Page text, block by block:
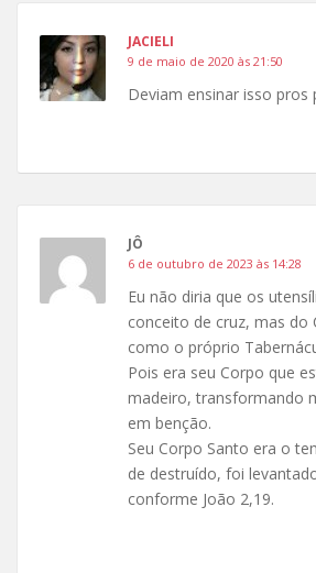
JACIELI
9 de maio de 2020 às 21:50
Deviam ensinar isso
JÔ
6 de outubro de 2023 às 14:28
Eu não diria que os
conceito de cruz, mas do
como o próprio
Pois era seu Corpo que
madeiro, transformando
em benção.
Seu Corpo Santo era o
de destruído, foi
conforme João 2,19.